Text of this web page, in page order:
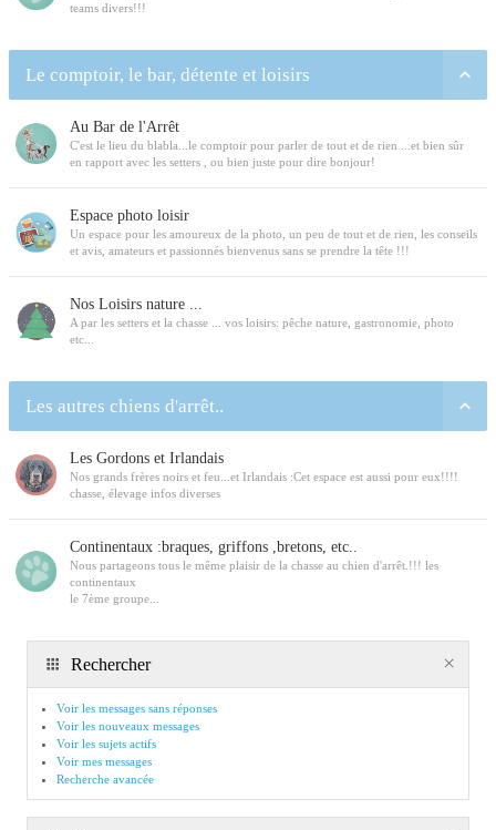
teams divers!!!
Le comptoir, le bar, détente et loisirs
Au Bar de l'Arrêt
C'est le lieu du blabla...le comptoir pour parler de tout et de rien ...et bien sûr
en rapport avec les setters , ou bien juste pour dire bonjour!
Espace photo loisir
Un espace pour les amoureux de la photo, un peu de tout et de rien, les conseils
et avis, amateurs et passionnés bienvenus sans se prendre la tête !!!
Nos Loisirs nature ...
A par les setters et la chasse ... vos loisirs: pêche nature, gastronomie, photo
etc...
Les autres chiens d'arrêt..
Les Gordons et Irlandais
Nos grands frères noirs et feu...et Irlandais :Cet espace est aussi pour eux!!!!
chasse, élevage infos diverses
Continentaux :braques, griffons ,bretons, etc..
Nous partageons tous le même plaisir de la chasse au chien d'arrêt.!!! les
continentaux
le 7ème groupe...
Rechercher
Voir les messages sans réponses
Voir les nouveaux messages
Voir les sujets actifs
Voir mes messages
Recherche avancée